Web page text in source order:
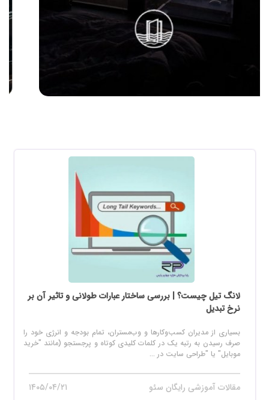
لانگ تیل چیست؟ | بررسی ساختار عبارات طولانی و تاثیر آن بر
نرخ تبدیل
بسیاری از مدیران کسب‌وکارها و وب‌مستران، تمام بودجه و انرژی خود را
صرف رسیدن به رتبه یک در کلمات کلیدی کوتاه و پرجستجو (مانند "خرید
موبایل" یا "طراحی سایت در ...
مقالات آموزشی رایگان سئو ۱۴۰۵/۰۴/۲۱